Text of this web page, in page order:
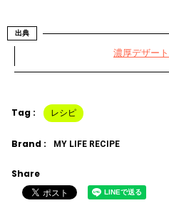
出典
濃厚デザー
Tag : レシピ
Brand : MY LIFE RECIPE
Share